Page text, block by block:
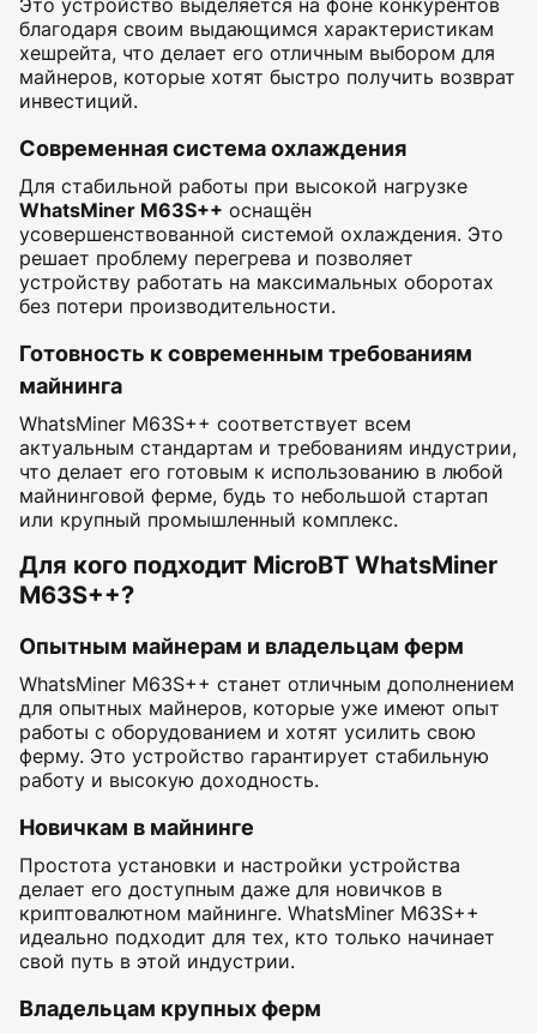
Это устройство выделяется на фоне конкурентов
благодаря своим выдающимся характеристикам
хешрейта, что делает его отличным выбором для
майнеров, которые хотят быстро получить возврат
инвестиций.
Современная система охлаждения
Для стабильной работы при высокой нагрузке
WhatsMiner M63S++ оснащён
усовершенствованной системой охлаждения. Это
решает проблему перегрева и позволяет
устройству работать на максимальных оборотах
без потери производительности.
Готовность к современным требованиям
майнинга
WhatsMiner M63S++ соответствует всем
актуальным стандартам и требованиям индустрии,
что делает его готовым к использованию в любой
майнинговой ферме, будь то небольшой стартап
или крупный промышленный комплекс.
Для кого подходит MicroBT WhatsMiner
M63S++?
Опытным майнерам и владельцам ферм
WhatsMiner M63S++ станет отличным дополнением
для опытных майнеров, которые уже имеют опыт
работы с оборудованием и хотят усилить свою
ферму. Это устройство гарантирует стабильную
работу и высокую доходность.
Новичкам в майнинге
Простота установки и настройки устройства
делает его доступным даже для новичков в
криптовалютном майнинге. WhatsMiner M63S++
идеально подходит для тех, кто только начинает
свой путь в этой индустрии.
Владельцам крупных ферм